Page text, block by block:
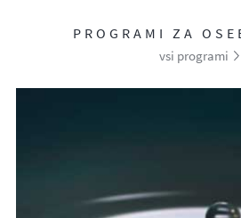
PROGRAMI ZA
vsi programi